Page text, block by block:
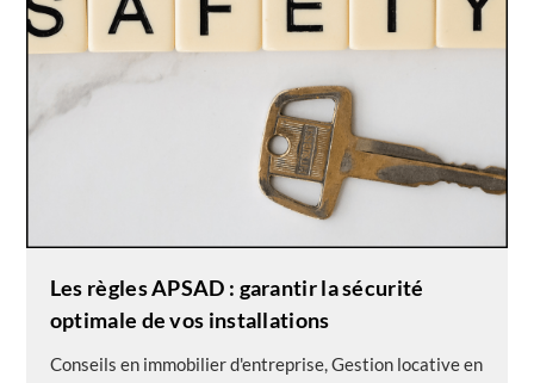
Les règles APSAD : garantir la sécurité
optimale de vos installations
Conseils en immobilier d'entreprise,Gestion locative en